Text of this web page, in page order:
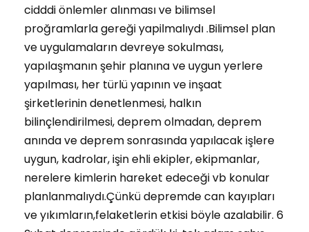
cidddi önlemler alınması ve bilimsel
proğramlarla gereği yapilmalıydı .Bilimsel plan
ve uygulamaların devreye sokulması,
yapılaşmanın şehir planına ve uygun yerlere
yapılması, her türlü yapının ve inşaat
şirketlerinin denetlenmesi, halkın
bilinçlendirilmesi, deprem olmadan, deprem
anında ve deprem sonrasında yapılacak işlere
uygun, kadrolar, işin ehli ekipler, ekipmanlar,
nerelere kimlerin hareket edeceği vb konular
planlanmalıydı.Çünkü depremde can kayıpları
ve yıkımların,felaketlerin etkisi böyle azalabilir. 6